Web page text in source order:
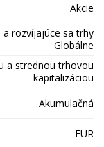
Akcie
a rozvíjajúce sa trhy
Globálne
a strednou trhovou
kapitalizáciou
Akumulačná
EUR